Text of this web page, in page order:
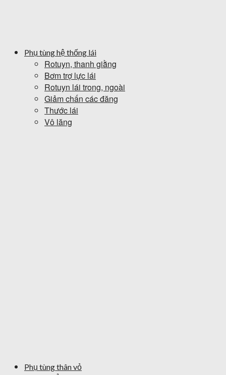
Phụ tùng hệ thống lái
Rotuyn, thanh giằng
Bơm trợ lực lái
Rotuyn lái trong, ngoài
Giảm chấn các đăng
Thước lái
Vô lăng
Phụ tùng thân vỏ